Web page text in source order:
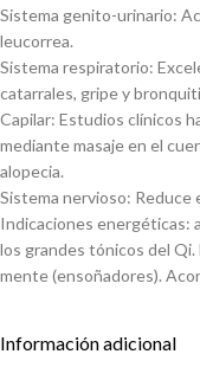
Sistema genito-urinario:
leucorrea.
Sistema respiratorio:
catarrales, gripe y
Capilar: Estudios clínicos
mediante masaje en el
alopecia.
Sistema nervioso: Reduce
Indicaciones energéticas:
los grandes tónicos del Qi.
mente (ensoñadores).
Información adicional